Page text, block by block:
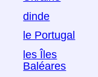
dinde
le Portugal
les Îles
Baléares